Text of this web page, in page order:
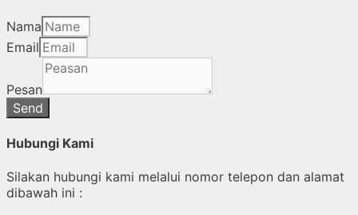
Nama
Email
Pesan
Send
Hubungi Kami
Silakan hubungi kami melalui nomor telepon dan alamat
dibawah ini :